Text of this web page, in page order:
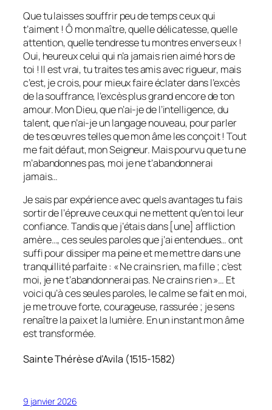
Que tu laisses souffrir peu de temps ceux qui
t’aiment ! Ô mon maître, quelle délicatesse, quelle
attention, quelle tendresse tu montres envers eux !
Oui, heureux celui qui n’a jamais rien aimé hors de
toi ! Il est vrai, tu traites tes amis avec rigueur, mais
c’est, je crois, pour mieux faire éclater dans l’excès
de la souffrance, l’excès plus grand encore de ton
amour. Mon Dieu, que n’ai-je de l’intelligence, du
talent, que n’ai-je un langage nouveau, pour parler
de tes œuvres telles que mon âme les conçoit ! Tout
me fait défaut, mon Seigneur. Mais pourvu que tu ne
m’abandonnes pas, moi je ne t’abandonnerai
jamais…
Je sais par expérience avec quels avantages tu fais
sortir de l’épreuve ceux qui ne mettent qu’en toi leur
confiance. Tandis que j’étais dans [une] affliction
amère…, ces seules paroles que j’ai entendues… ont
suffi pour dissiper ma peine et me mettre dans une
tranquillité parfaite : « Ne crains rien, ma fille ; c’est
moi, je ne t’abandonnerai pas. Ne crains rien »… Et
voici qu’à ces seules paroles, le calme se fait en moi,
je me trouve forte, courageuse, rassurée ; je sens
renaître la paix et la lumière. En un instant mon âme
est transformée.
Sainte Thérèse d’Avila (1515-1582)
9 janvier 2026